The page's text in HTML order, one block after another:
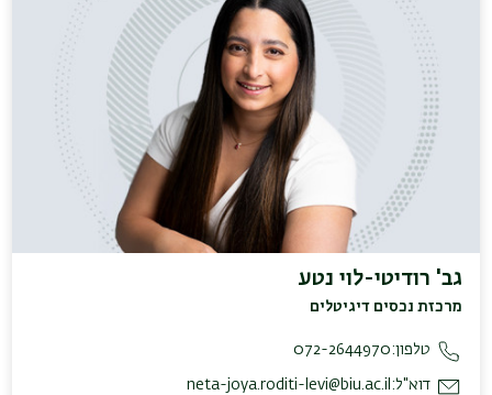
גב' רודיטי-לוי נטע
מרכזת נכסים דיגיטלים
טלפון:072-2644970
דוא"ל: neta-joya.roditi-levi@biu.ac.il